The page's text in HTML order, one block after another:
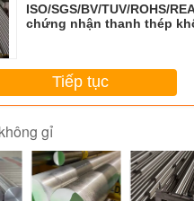
ISO/SGS/BV/TUV/ROHS/
chứng nhận thanh thép
Tiếp tục
gỉ